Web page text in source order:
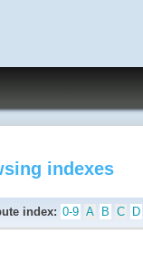
indexes
index: 0-9 A B C D